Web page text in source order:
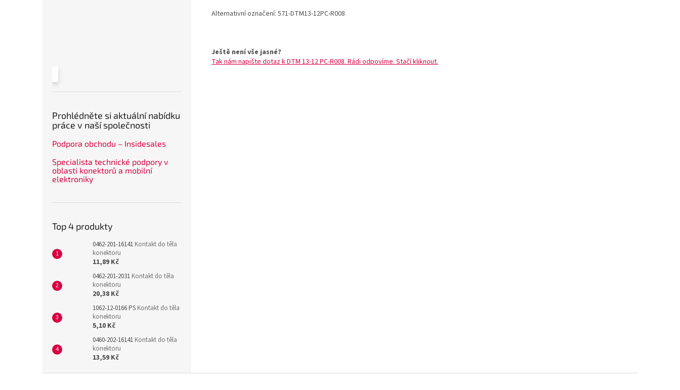
Prohlédněte si aktuální nabídku
práce v naší společnosti
Podpora obchodu – Insidesales
Specialista technické podpory v
oblasti konektorů a mobilní
elektroniky
Top 4 produkty
0462-201-16141 Kontakt do těla
konektoru
11,89 Kč
0462-201-2031 Kontakt do těla
konektoru
20,38 Kč
1062-12-0166 PS Kontakt do těla
konektoru
5,10 Kč
0460-202-16141 Kontakt do těla
konektoru
13,59 Kč
Alternativní označení: 571-DTM13-12PC-R008
Ještě není vše jasné?
Tak nám napište dotaz k DTM 13-12 PC-R008. Rádi odpovíme. Stačí kliknout.